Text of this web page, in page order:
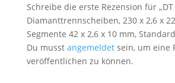
Schreibe die erste Rezension für „DT
Diamanttrennscheiben, 230 x 2,6 x
Segmente 42 x 2,6 x 10 mm,
Du musst angemeldetsein, um eine
veröffentlichen zu können.